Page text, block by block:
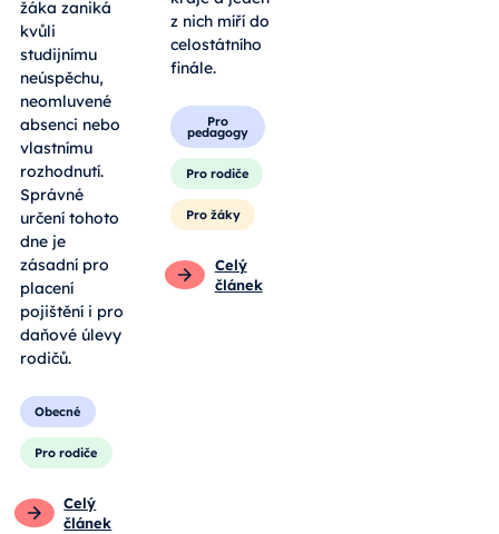
žáka zaniká
kvůli
studijnímu
neúspěchu,
neomluvené
absenci nebo
vlastnímu
rozhodnutí.
Správné
určení tohoto
dne je
zásadní pro
placení
pojištění i pro
daňové úlevy
rodičů.
Obecné
Pro rodiče
Celý
článek
z nich míří do
celostátního
finále.
Pro
pedagogy
Pro rodiče
Pro žáky
Celý
článek